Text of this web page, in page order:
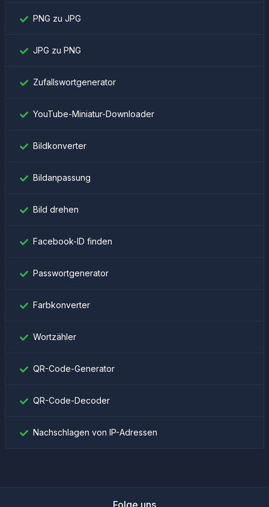
PNG zu JPG
JPG zu PNG
Zufallswortgenerator
YouTube-Miniatur-Downloader
Bildkonverter
Bildanpassung
Bild drehen
Facebook-ID finden
Passwortgenerator
Farbkonverter
Wortzähler
QR-Code-Generator
QR-Code-Decoder
Nachschlagen von IP-Adressen
Folge uns